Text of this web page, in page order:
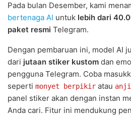
Pada bulan Desember, kami
bertenaga AI untuk lebih dari
paket resmi Telegram.
Dengan pembaruan ini, model AI
dari jutaan stiker kustom dan
pengguna Telegram. Coba
seperti monyet berpikir atau
panel stiker akan dengan instan
Anda cari. Fitur ini mendukung